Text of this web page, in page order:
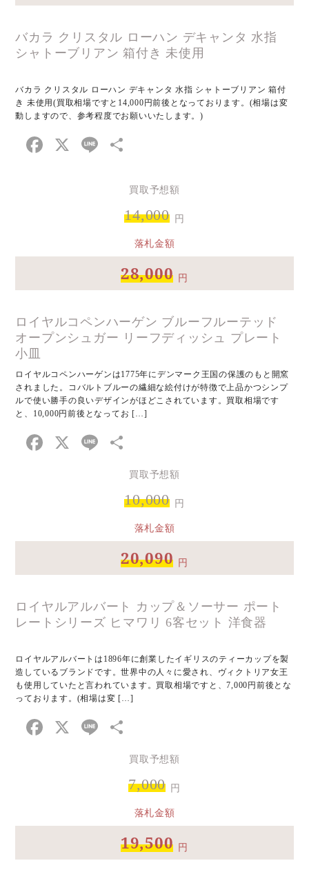
バカラ クリスタル ローハン デキャンタ 水指
シャトーブリアン 箱付き 未使用
バカラ クリスタル ローハン デキャンタ 水指 シャトーブリアン 箱付
き 未使用(買取相場ですと14,000円前後となっております。(相場は変
動しますので、参考程度でお願いいたします。)
Facebook
X Line
買取予想額
14,000 円
落札金額
28,000 円
ロイヤルコペンハーゲン ブルーフルーテッド
オープンシュガー リーフディッシュ プレート
小皿
ロイヤルコペンハーゲンは1775年にデンマーク王国の保護のもと開窯
されました。コバルトブルーの繊細な絵付けが特徴で上品かつシンプ
ルで使い勝手の良いデザインがほどこされています。買取相場です
と、10,000円前後となってお […]
Facebook
X Line
有
買取予想額
10,000 円
落札金額
20,090 円
ロイヤルアルバート カップ＆ソーサー ポート
レートシリーズ ヒマワリ 6客セット 洋食器
ロイヤルアルバートは1896年に創業したイギリスのティーカップを製
造しているブランドです。世界中の人々に愛され、ヴィクトリア女王
も使用していたと言われています。買取相場ですと、7,000円前後とな
っております。(相場は変 […]
Facebook
X Line
有
買取予想額
7,000 円
落札金額
19,500 円